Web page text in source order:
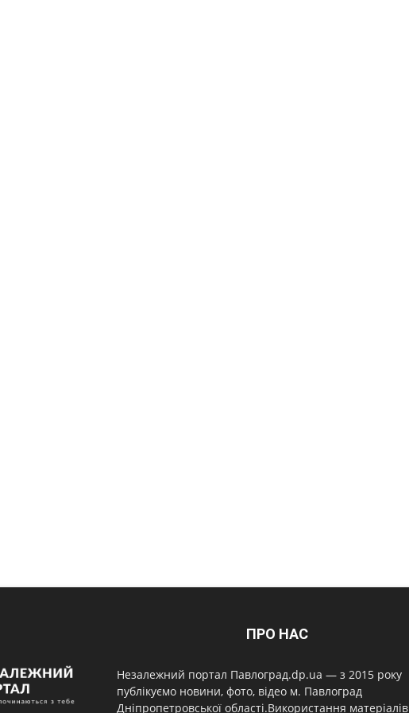
ПРО НАС
Незалежний портал Павлоград.dp.ua — з 2015 року
публікуємо новини, фото, відео м. Павлоград
Дніпропетровської області.Використання матеріалів